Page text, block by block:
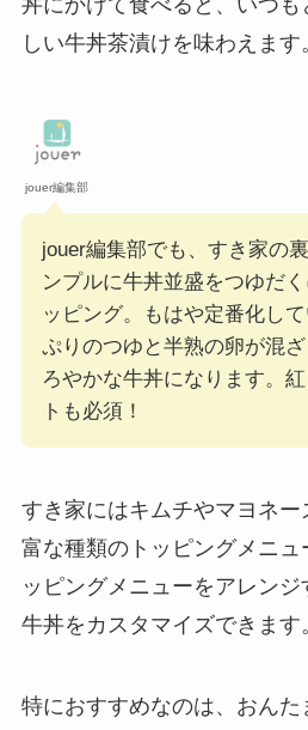
丼にかけて食べると、いつ
しい牛丼茶漬けを味わえます
jouer編集部
jouer編集部でも、すき家の
ンプルに牛丼並盛をつゆだ
ッピング。もはや定番化し
ぷりのつゆと半熟の卵が混
ろやかな牛丼になります。
トも必須！
すき家にはキムチやマヨネ
富な種類のトッピングメニュ
ッピングメニューをアレン
牛丼をカスタマイズできます
特におすすめなのは、おんた